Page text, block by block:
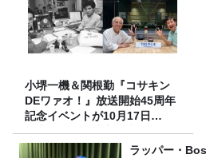
小堺一機＆関根勤『コサキン
DEワァオ！』放送開始45周年
記念イベントが10月17日
（土）に開催決定！本日より
FC先行受付スタート！ラッパー・